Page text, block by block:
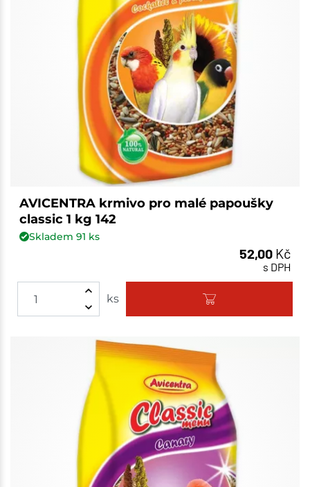
AVICENTRA krmivo pro malé papoušky
classic 1 kg 142
Skladem 91 ks
52,00 Kč
s DPH
ks